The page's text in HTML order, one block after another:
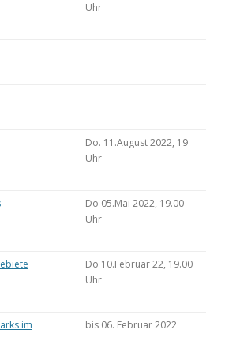
Uhr
Do. 11.August 2022, 19
Uhr
Do 05.Mai 2022, 19.00
Uhr
Do 10.Februar 22, 19.00
Uhr
im
bis 06. Februar 2022